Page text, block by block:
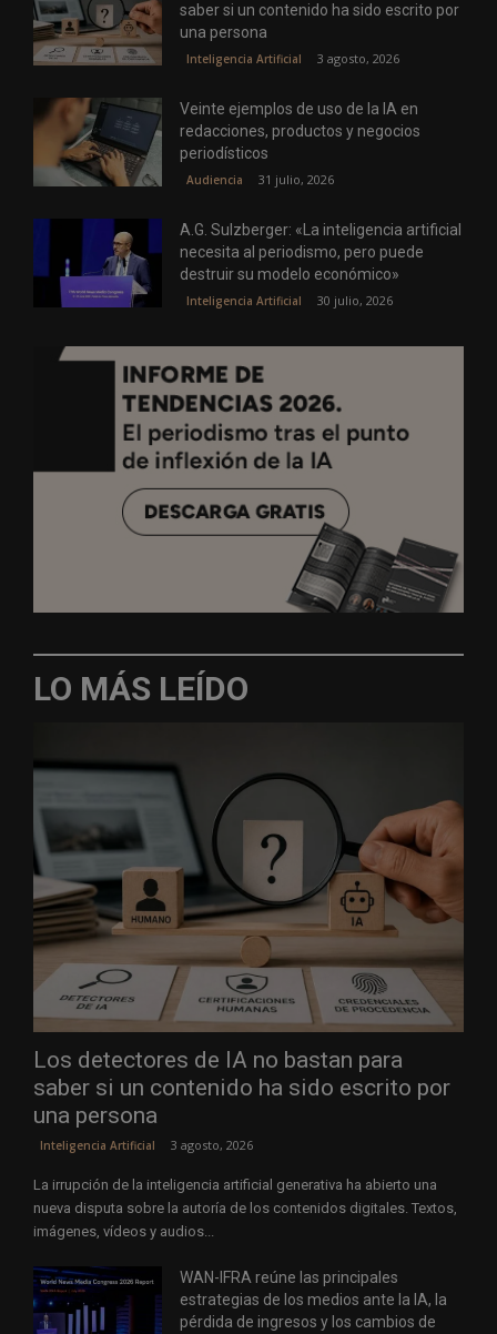
saber si un contenido ha sido escrito por
una persona
Inteligencia Artificial 3 agosto, 2026
Veinte ejemplos de uso de la IA en
redacciones, productos y negocios
periodísticos
Audiencia 31 julio, 2026
A.G. Sulzberger: «La inteligencia artificial
necesita al periodismo, pero puede
destruir su modelo económico»
Inteligencia Artificial 30 julio, 2026
LO MÁS LEÍDO
Los detectores de IA no bastan para
saber si un contenido ha sido escrito por
una persona
Inteligencia Artificial 3 agosto, 2026
La irrupción de la inteligencia artificial generativa ha abierto una
nueva disputa sobre la autoría de los contenidos digitales. Textos,
imágenes, vídeos y audios...
WAN-IFRA reúne las principales
estrategias de los medios ante la IA, la
pérdida de ingresos y los cambios de